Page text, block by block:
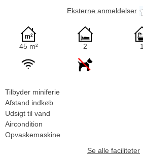
Eksterne anmeldelser
45 m² 2 1
Tilbyder miniferie
Afstand indkøb
Udsigt til vand
Aircondition
Opvaskemaskine
Se alle faciliteter